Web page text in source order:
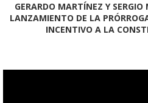
GERARDO MARTÍNEZ Y
LANZAMIENTO DE LA
INCENTIVO A LA